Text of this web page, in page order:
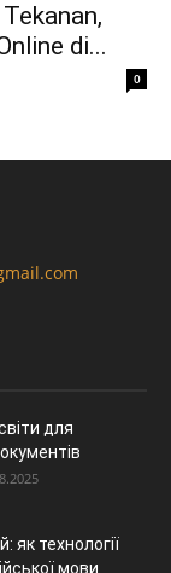
di...
0
для
технології
мови